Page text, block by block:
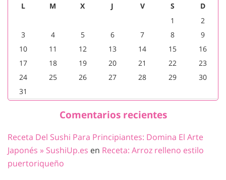
L M X J V S
D
1
2
3
4 5 6 7 8
9
10
11 12 13 14 15
16
17
18 19 20 21 22
23
24
25 26 27 28 29
30
31
Comentarios recientes
Receta Del Sushi Para Principiantes: Domina El Arte
Japonés » SushiUp.es en Receta: Arroz relleno estilo
puertoriqueño